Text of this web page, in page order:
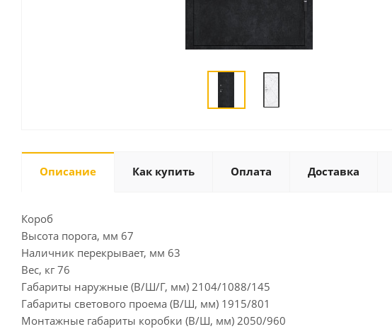
Описание Как купить Оплата Доставка
Короб
Высота порога, мм 67
Наличник перекрывает, мм 63
Вес, кг 76
Габариты наружные (В/Ш/Г, мм) 2104/1088/145
Габариты светового проема (В/Ш, мм) 1915/801
Монтажные габариты коробки (В/Ш, мм) 2050/960